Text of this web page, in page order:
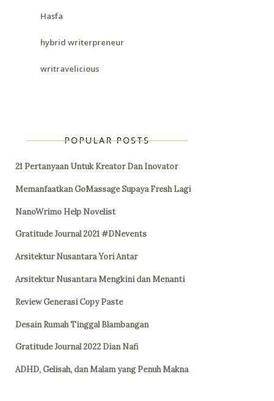
Hasfa
hybrid writerpreneur
writravelicious
POPULAR POSTS
21 Pertanyaan Untuk Kreator Dan Inovator
Memanfaatkan GoMassage Supaya Fresh Lagi
NanoWrimo Help Novelist
Gratitude Journal 2021 #DNevents
Arsitektur Nusantara Yori Antar
Arsitektur Nusantara Mengkini dan Menanti
Review Generasi Copy Paste
Desain Rumah Tinggal Blambangan
Gratitude Journal 2022 Dian Nafi
ADHD, Gelisah, dan Malam yang Penuh Makna